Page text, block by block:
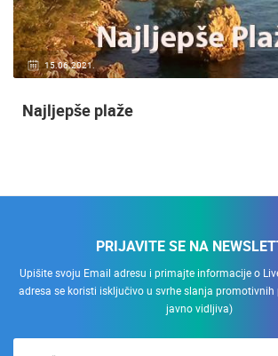
20.01.2021. 3 KAMERA(E)
Nadzor kuće!
PRIJAVITE SE NA
Upišite svoju Email adresu i primajte informacije o
adresa se koristi isključivo u svrhe slanja
javno vidljiva)